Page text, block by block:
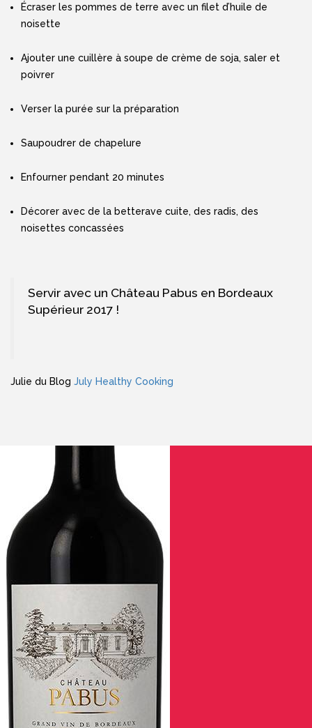
Écraser les pommes de terre avec un filet d’huile de
noisette
Ajouter une cuillère à soupe de crème de soja, saler et
poivrer
Verser la purée sur la préparation
Saupoudrer de chapelure
Enfourner pendant 20 minutes
Décorer avec de la betterave cuite, des radis, des
noisettes concassées
Servir avec un Château Pabus en Bordeaux
Supérieur 2017 !
Julie du Blog July Healthy Cooking